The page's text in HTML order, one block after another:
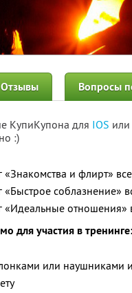
Отзывы Вопросы
КупиКупона для IOS или
:)
и флирт»
соблазнение»
«Идеальные отношения»
для участия в тренинге:
или наушниками